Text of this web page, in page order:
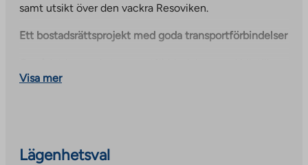
samt utsikt över den vackra Resoviken.
Ett bostadsrättsprojekt med goda transportförbindelser
exempel ligger Reso och Nådendals centrum cirka 5
Ett bekvämt boende i Jerenpiha
Visa mer
Lägenhetsval